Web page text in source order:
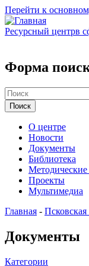
Перейти к
Ресурсный центрв
Форма
Поиск
О центре
Новости
Документы
Библиотека
Проекты
Мультимедиа
Главная - Псковская
Документы
Категории